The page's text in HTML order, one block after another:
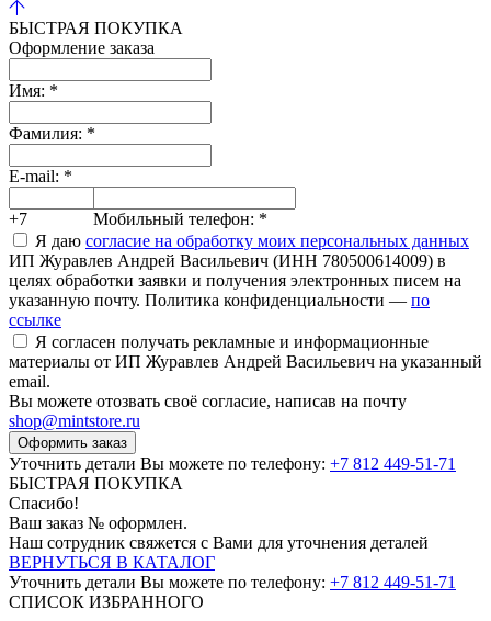
БЫСТРАЯ ПОКУПКА
Оформление заказа
Имя: *
Фамилия: *
E-mail: *
+7 Мобильный телефон: *
Я даю согласие на обработку моих персональных данных
ИП Журавлев Андрей Васильевич (ИНН 780500614009) в
целях обработки заявки и получения электронных писем на
указанную почту. Политика конфиденциальности — по
ссылке
Я согласен получать рекламные и информационные
материалы от ИП Журавлев Андрей Васильевич на указанный
email.
Вы можете отозвать своё согласие, написав на почту
shop@mintstore.ru
Оформить заказ
Уточнить детали Вы можете по телефону: +7 812 449-51-71
БЫСТРАЯ ПОКУПКА
Спасибо!
Ваш заказ № оформлен.
Наш сотрудник свяжется с Вами для уточнения деталей
ВЕРНУТЬСЯ В КАТАЛОГ
Уточнить детали Вы можете по телефону: +7 812 449-51-71
СПИСОК ИЗБРАННОГО